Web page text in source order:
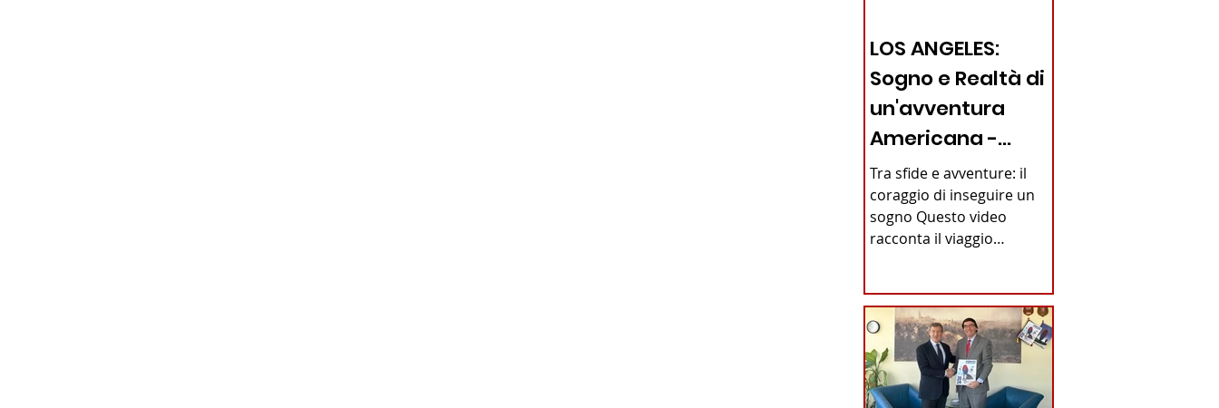
LOS ANGELES:
Sogno e Realtà di
un'avventura
Americana -
VIDEO
Tra sfide e avventure: il
coraggio di inseguire un
sogno Questo video
racconta il viaggio